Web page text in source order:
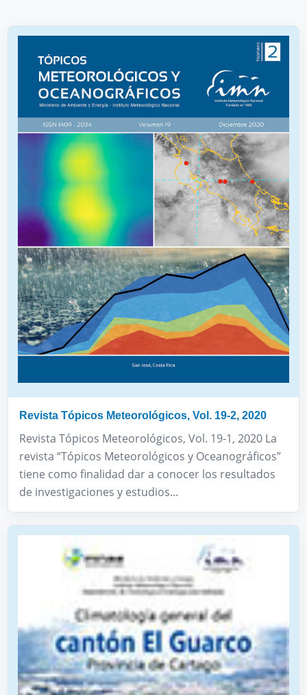
Revista Tópicos Meteorológicos, Vol. 19-2, 2020
Revista Tópicos Meteorológicos, Vol. 19-1, 2020 La
revista “Tópicos Meteorológicos y Oceanográficos”
tiene como finalidad dar a conocer los resultados
de investigaciones y estudios...